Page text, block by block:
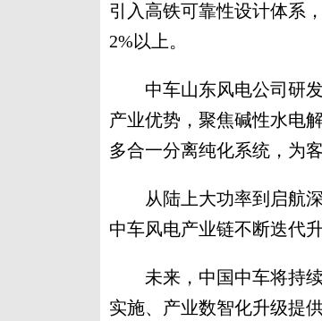
引入高铁可靠性设计体系
2%以上。
中车山东风电公司研发
产业优势，聚焦碱性水电
多合一分离纯化系统，为
从陆上大功率到启航深
中车风电产业链不断迭代
未来，中国中车将持续
实施、产业数智化升级提